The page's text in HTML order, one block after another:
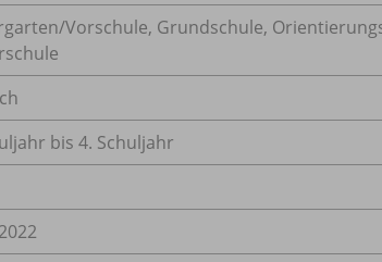
Vorschule, Grundschule,
bis 4. Schuljahr